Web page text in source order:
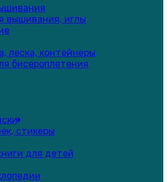
вышивания, иглы
леска, контейнеры
бисероплетения
стикеры
для детей